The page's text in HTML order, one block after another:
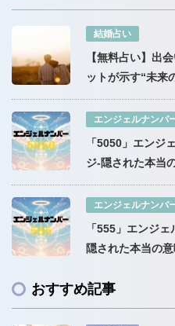
結婚占い
【無料占い】出
ットが示す“未来
エンジェルナンバ
「5050」エンジ
ジ-隠された本当
エンジェルナンバ
「555」エンジ
隠された本当の意
おすすめ記事